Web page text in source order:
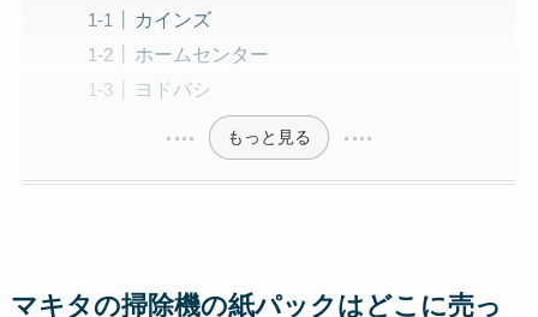
カインズ
ホームセンター
ヨドバシ
もっと見る
マキタの掃除機の紙パックはどこに売っ